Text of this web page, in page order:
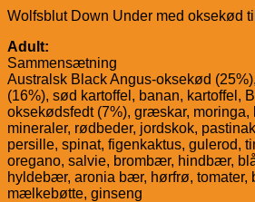
Wolfsblut Down Under med oksekød
Adult:
Sammensætning
Australsk Black Angus-oksekød
(16%), sød kartoffel, banan, kartoffel,
oksekødsfedt (7%), græskar,
mineraler, rødbeder, jordskok,
persille, spinat, figenkaktus, gulerod,
oregano, salvie, brombær, hindbær,
hyldebær, aronia bær, hørfrø,
mælkebøtte, ginseng